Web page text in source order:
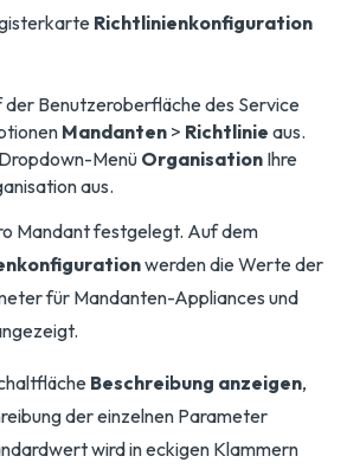
Richtlinienkonfiguration
der Benutzeroberfläche des Service
Mandanten > Richtlinie aus.
Menü Organisation Ihre
aus.
Mandant festgelegt. Auf dem
werden die Werte der
für Mandanten-Appliances und
Beschreibung anzeigen,
der einzelnen Parameter
wird in eckigen Klammern